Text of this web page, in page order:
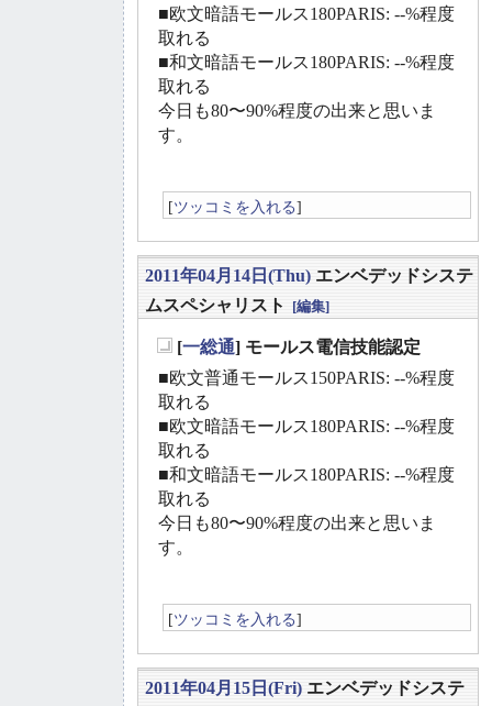
■欧文暗語モールス180PARIS: --%程度
取れる
■和文暗語モールス180PARIS: --%程度
取れる
今日も80〜90%程度の出来と思いま
す。
[ツッコミを入れる]
2011年04月14日(Thu) エンベデッドシステ
ムスペシャリスト
[編集]
[一総通] モールス電信技能認定
■欧文普通モールス150PARIS: --%程度
取れる
■欧文暗語モールス180PARIS: --%程度
取れる
■和文暗語モールス180PARIS: --%程度
取れる
今日も80〜90%程度の出来と思いま
す。
[ツッコミを入れる]
2011年04月15日(Fri) エンベデッドシステ